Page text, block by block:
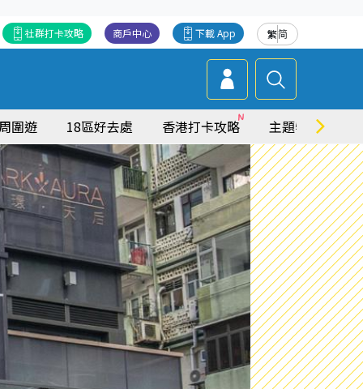
繁简
下載 App
商戶中心
社群打卡攻略
圍遊 18區好去處 香港打卡攻略 主題特集